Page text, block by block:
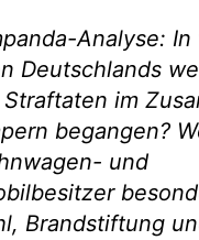
Analyse:
Deutschlands
im
begangen?
und
Brandstiftung